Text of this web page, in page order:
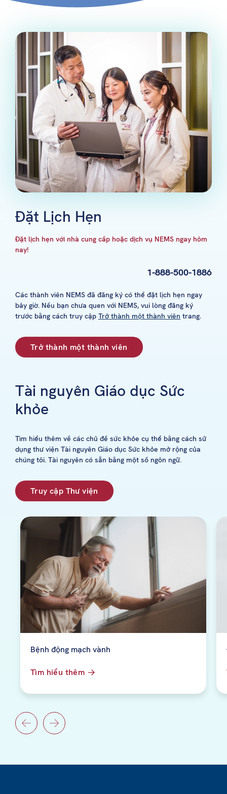
Đặt Lịch Hẹn
Đặt lịch hẹn với nhà cung cấp hoặc dịch vụ NEMS ngay hôm
nay!
1-888-500-1886
Các thành viên NEMS đã đăng ký có thể đặt lịch hẹn ngay
bây giờ. Nếu bạn chưa quen với NEMS, vui lòng đăng ký
trước bằng cách truy cập Trở thành một thành viên trang.
Trở thành một thành viên
Tài nguyên Giáo dục Sức
khỏe
Tìm hiểu thêm về các chủ đề sức khỏe cụ thể bằng cách sử
dụng thư viện Tài nguyên Giáo dục Sức khỏe mở rộng của
chúng tôi. Tài nguyên có sẵn bằng một số ngôn ngữ.
Truy cập Thư viện
Bệnh động mạch vành
Tìm hiểu thêm